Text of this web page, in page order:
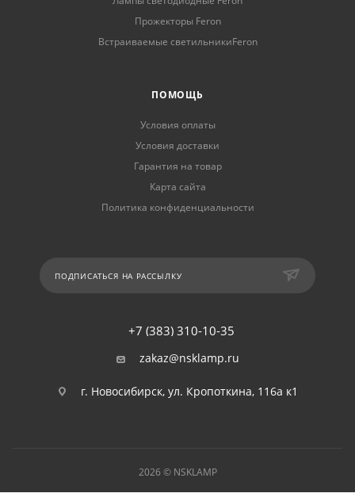
Прожекторы Feron
Встраиваемые светильникиFeron
ПОМОЩЬ
Условия оплаты
Условия доставки
Гарантия на товар
Карта сайта
Политика конфиденциальности
ПОДПИСАТЬСЯ НА РАССЫЛКУ
+7 (383) 310-10-35
zakaz@nsklamp.ru
г. Новосибирск, ул. Кропоткина, 116а к1
2026 © NSKLAMP